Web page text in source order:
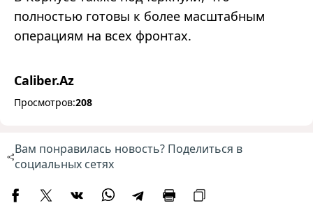
полностью готовы к более масштабным
операциям на всех фронтах.
Caliber.Az
Просмотров:208
Вам понравилась новость? Поделиться в
социальных сетях